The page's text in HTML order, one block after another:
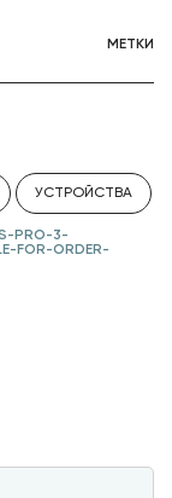
МЕТКИ
УСТРОЙСТВА
PRO-3-
FOR-ORDER-